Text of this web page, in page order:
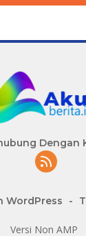
Dengan
WordPress -
Versi Non AMP